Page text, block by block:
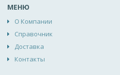
МЕНЮ
О Компании
Справочник
Доставка
Контакты